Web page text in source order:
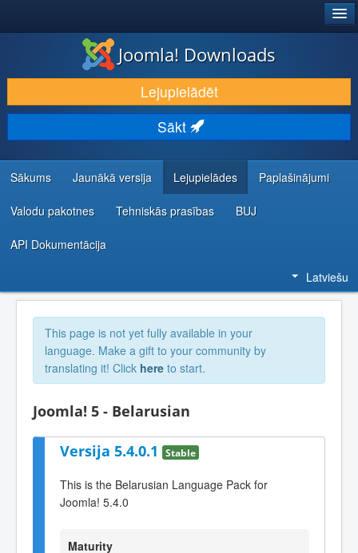
LEJUPIELĀDĒT UN PAPLAŠINĀT
ATKLĀJ UN IEMĀCIES
KOPIENA UN ATBALSTS
IZSTRĀDĀTĀJU RESURSI
Joomla! Downloads
Lejupielādēt
Sākt
Sākums Jaunākā versija Lejupielādes Paplašinājumi
Valodu pakotnes Tehniskās prasības BUJ
API Dokumentācija
Latviešu
This page is not yet fully available in your
language. Make a gift to your community by
translating it! Click here to start.
Joomla! 5 - Belarusian
Versija 5.4.0.1 Stable
This is the Belarusian Language Pack for
Joomla! 5.4.0
Maturity